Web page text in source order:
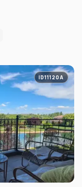
ID11120A